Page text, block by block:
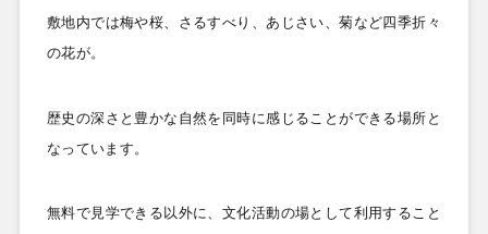
敷地内では梅や桜、さるすべり、あじさい、菊など四季折々
の花が。
歴史の深さと豊かな自然を同時に感じることができる場所と
なっています。
無料で見学できる以外に、文化活動の場として利用すること